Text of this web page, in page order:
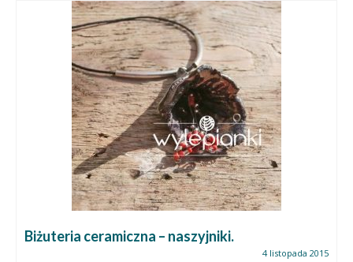
Biżuteria ceramiczna – naszyjniki.
4 listopada 2015